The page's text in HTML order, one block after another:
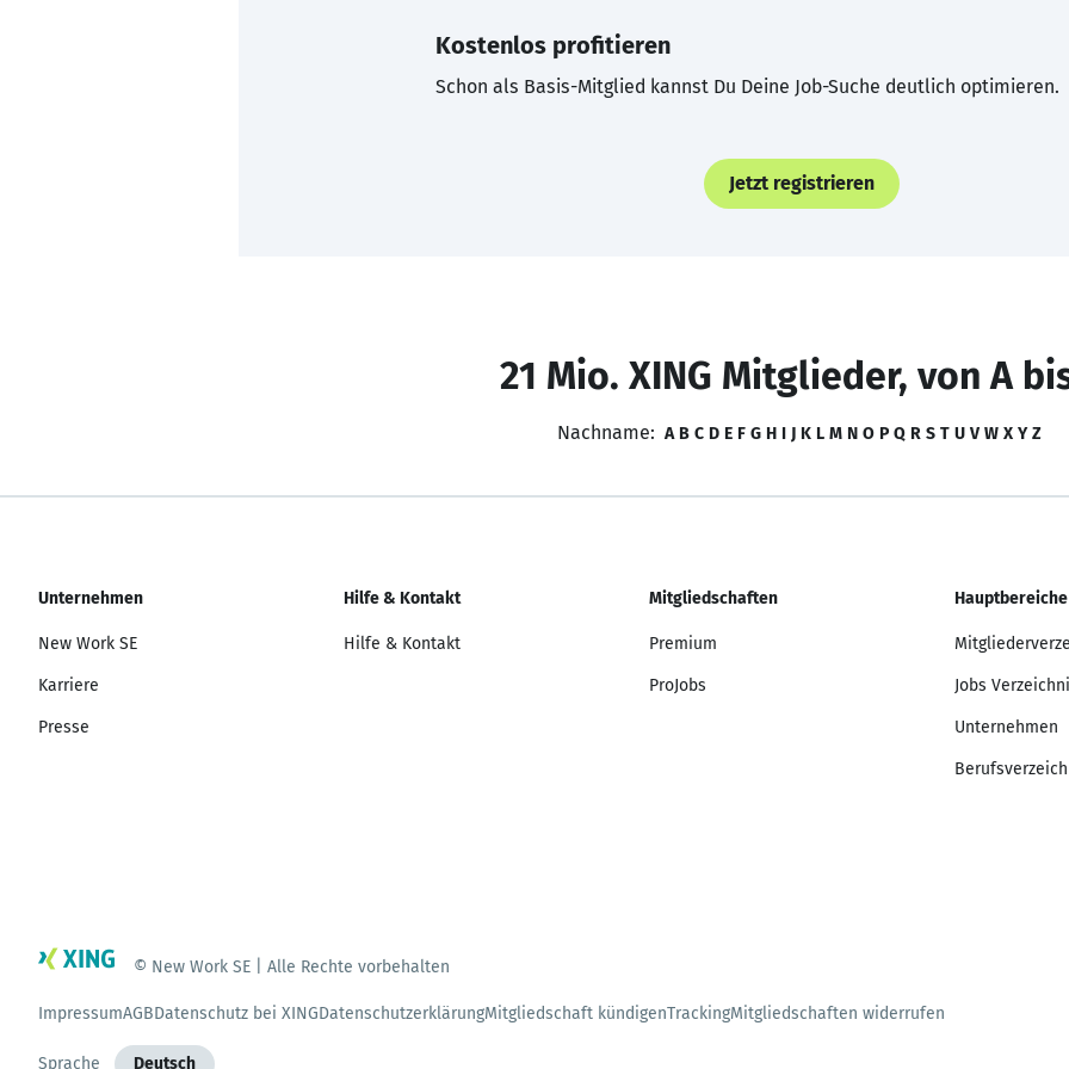
Kostenlos profitieren
Schon als Basis-Mitglied kannst Du Deine Job-Suche deutlich optimieren.
Jetzt registrieren
21 Mio. XING Mitglieder, von A
Nachname: A B C D E F G H I J K L M N O P Q R S T U V W X Y Z
Unternehmen
New Work SE
Karriere
Presse
Hilfe & Kontakt
Hilfe & Kontakt
Mitgliedschaften
Premium
ProJobs
Hauptbereiche
Jobs
Unternehmen
© New Work SE | Alle Rechte vorbehalten
ImpressumAGBDatenschutz bei XINGDatenschutzerklärungMitgliedschaft kündigenTrackingMitgliedschaften widerrufen
Sprache Deutsch